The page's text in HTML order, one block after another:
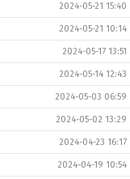
2024-05-21 15:40
2024-05-21 10:14
2024-05-17 13:51
2024-05-14 12:43
2024-05-03 06:59
2024-05-02 13:29
2024-04-23 16:17
2024-04-19 10:54